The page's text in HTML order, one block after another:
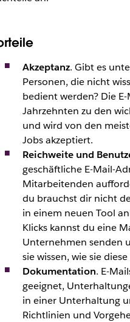
Akzeptanz. Gibt es
Personen, die nicht
bedient werden? Die
Jahrzehnten zu den
und wird von den
Jobs akzeptiert.
Reichweite und
geschäftliche E-Mail-
Mitarbeitenden
du brauchst dir nicht
in einem neuen Tool
Klicks kannst du eine
Unternehmen senden
sie wissen, wie sie
Dokumentation. E-
geeignet,
in einer Unterhaltung
Richtlinien und